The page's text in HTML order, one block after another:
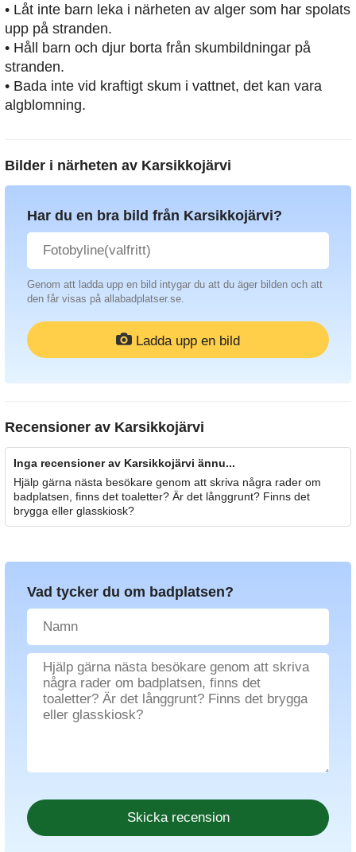
• Låt inte barn leka i närheten av alger som har spolats
upp på stranden.
• Håll barn och djur borta från skumbildningar på
stranden.
• Bada inte vid kraftigt skum i vattnet, det kan vara
algblomning.
Bilder i närheten av Karsikkojärvi
Har du en bra bild från Karsikkojärvi?
Genom att ladda upp en bild intygar du att du äger bilden och att
den får visas på allabadplatser.se.
Ladda upp en bild
Recensioner av Karsikkojärvi
Inga recensioner av Karsikkojärvi ännu...
Hjälp gärna nästa besökare genom att skriva några rader om
badplatsen, finns det toaletter? Är det långgrunt? Finns det
brygga eller glasskiosk?
Vad tycker du om badplatsen?